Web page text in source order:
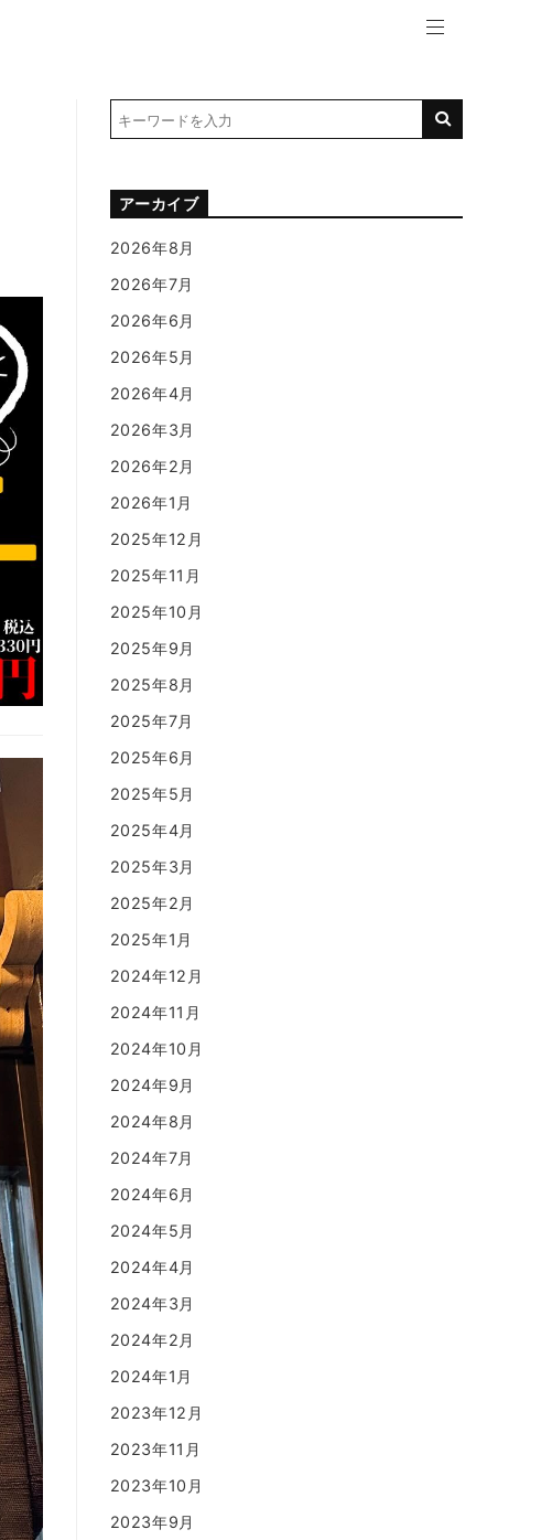
アーカイブ
2026年8月
2026年7月
2026年6月
2026年5月
2026年4月
2026年3月
2026年2月
2026年1月
2025年12月
2025年11月
2025年10月
2025年9月
2025年8月
2025年7月
2025年6月
2025年5月
2025年4月
2025年3月
2025年2月
2025年1月
2024年12月
2024年11月
2024年10月
2024年9月
2024年8月
2024年7月
2024年6月
2024年5月
2024年4月
2024年3月
2024年2月
2024年1月
2023年12月
2023年11月
2023年10月
2023年9月